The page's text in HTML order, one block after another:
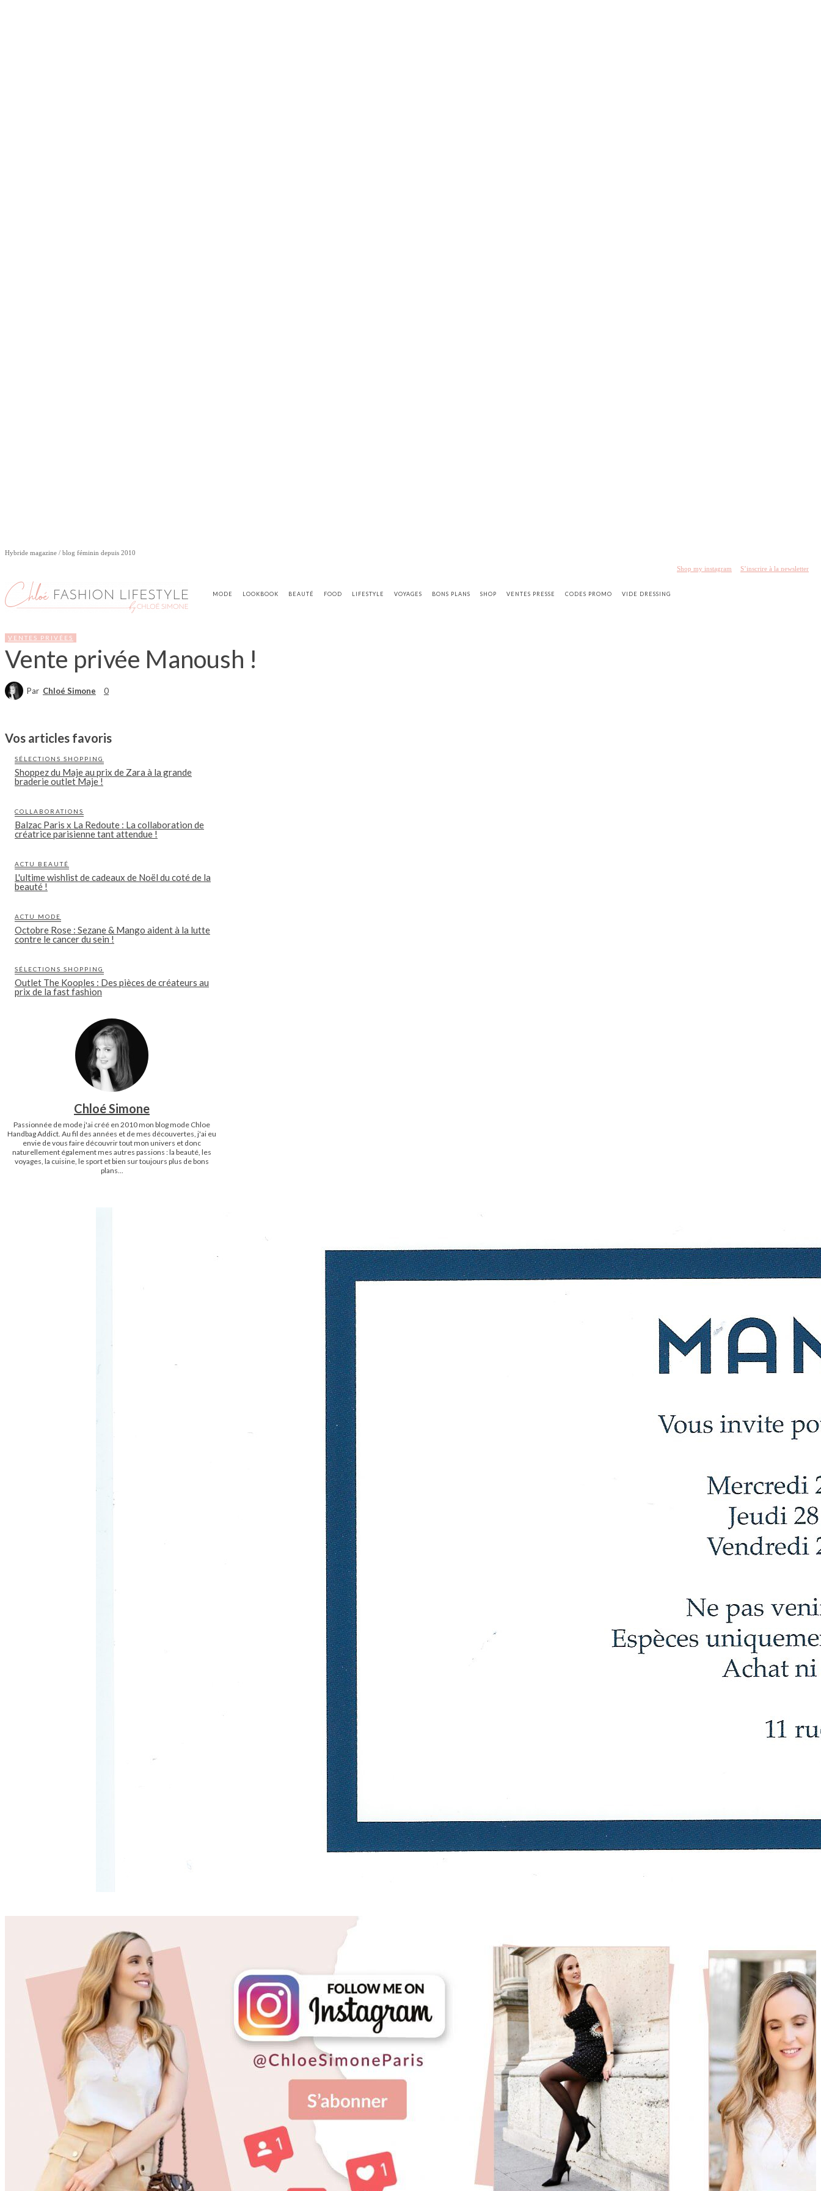
Hybride magazine / blog féminin depuis 2010
Shop my instagram S’inscrire à la newsletter
MODE LOOKBOOK BEAUTÉ FOOD LIFESTYLE VOYAGES BONS PLANS SHOP VENTES PRESSE CODES PROMO VIDE DRESSING
VENTES PRIVÉES
Vente privée Manoush !
Par Chloé Simone 0
Vos articles favoris
SÉLECTIONS SHOPPING
Shoppez du Maje au prix de Zara à la grande
braderie outlet Maje !
COLLABORATIONS
Balzac Paris x La Redoute : La collaboration de
créatrice parisienne tant attendue !
ACTU BEAUTÉ
L'ultime wishlist de cadeaux de Noël du coté de la
beauté !
ACTU MODE
Octobre Rose : Sezane & Mango aident à la lutte
contre le cancer du sein !
SÉLECTIONS SHOPPING
Outlet The Kooples : Des pièces de créateurs au
prix de la fast fashion
Chloé Simone
Passionnée de mode j'ai créé en 2010 mon blog mode Chloe
Handbag Addict. Au fil des années et de mes découvertes, j'ai eu
envie de vous faire découvrir tout mon univers et donc
naturellement également mes autres passions : la beauté, les
voyages, la cuisine, le sport et bien sur toujours plus de bons
plans...